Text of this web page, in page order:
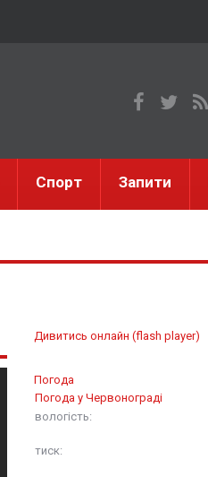
Спорт Запити
Дивитись онлайн (flash player)
Погода
Погода у Червонограді
вологість:
тиск: